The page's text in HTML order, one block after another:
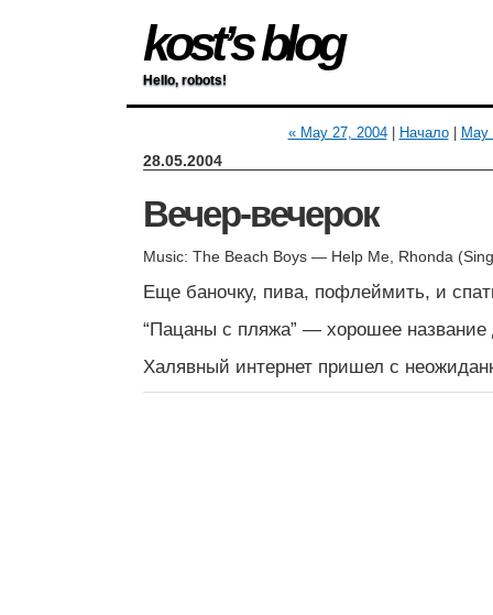
kost’s blog
Hello, robots!
« May 27, 2004| Начало| May
28.05.2004
Вечер-вечерок
Music: The Beach Boys — Help Me, Rhonda
Еще баночку, пива, пофлеймить, и
“Пацаны с пляжа” — хорошее название
Халявный интернет пришел с